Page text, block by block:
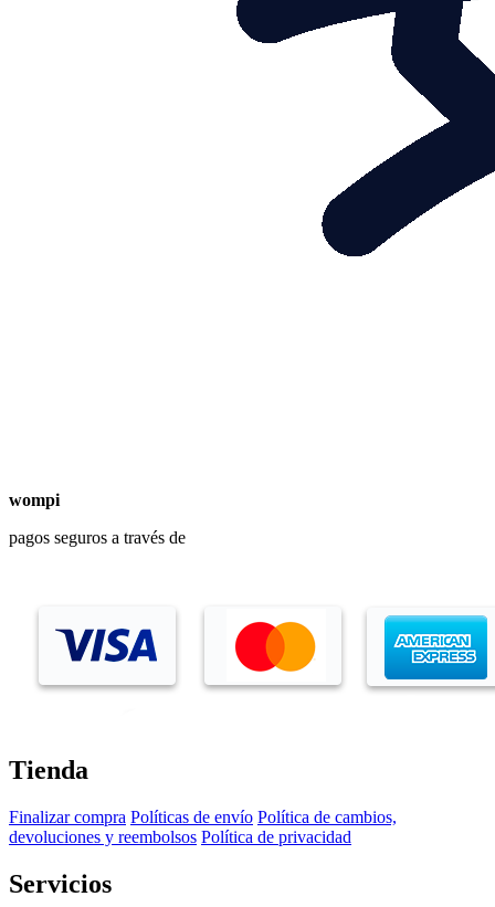
wompi
pagos seguros a través de
Tienda
Finalizar compra Políticas de envío Política de cambios,
devoluciones y reembolsos Política de privacidad
Servicios